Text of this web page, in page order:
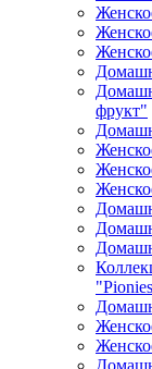
фрукт"